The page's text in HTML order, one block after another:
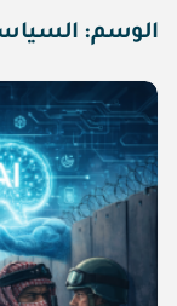
الوسم: